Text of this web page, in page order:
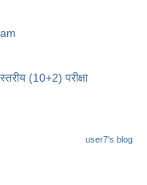
(10+2) परीक्षा
user7's blog